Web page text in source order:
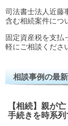
司法書士法人近藤
含む相続案件につ
固定資産税を支払
軽にご相談くださ
相談事例の最
【相続】親が
手続きを時系